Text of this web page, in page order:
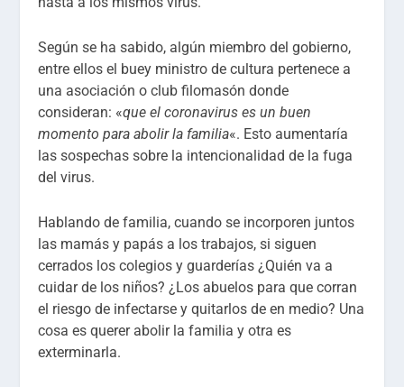
Según se ha sabido, algún miembro del gobierno,
entre ellos el buey ministro de cultura pertenece a
una asociación o club filomasón donde
consideran: «que el coronavirus es un buen
momento para abolir la familia«. Esto aumentaría
las sospechas sobre la intencionalidad de la fuga
del virus.
Hablando de familia, cuando se incorporen juntos
las mamás y papás a los trabajos, si siguen
cerrados los colegios y guarderías ¿Quién va a
cuidar de los niños? ¿Los abuelos para que corran
el riesgo de infectarse y quitarlos de en medio? Una
cosa es querer abolir la familia y otra es
exterminarla.